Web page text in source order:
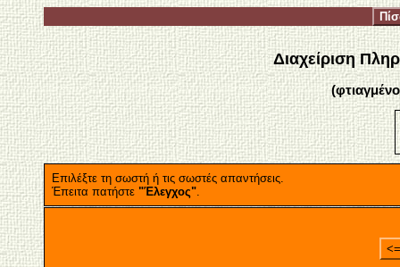
Διαχείριση
Επιλέξτε τη σωστή ή τις σωστές απαντήσεις.
Έπειτα πατήστε "Έλεγχος".
<=